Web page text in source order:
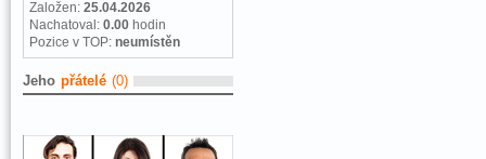
Založen: 25.04.2026
Nachatoval: 0.00 hodin
Pozice v TOP: neumístěn
Jeho přátelé (0)